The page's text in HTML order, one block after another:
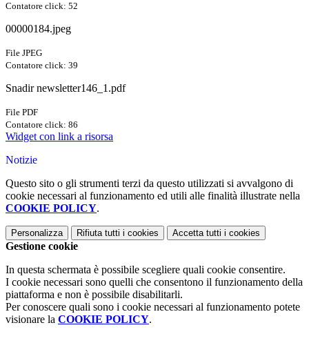
Contatore click: 52
00000184.jpeg
File JPEG
Contatore click: 39
Snadir newsletter146_1.pdf
File PDF
Contatore click: 86
Widget con link a risorsa
Notizie
Questo sito o gli strumenti terzi da questo utilizzati si avvalgono di
cookie necessari al funzionamento ed utili alle finalità illustrate nella
COOKIE POLICY.
Personalizza Rifiuta tutti i cookies Accetta tutti i cookies
Gestione cookie
In questa schermata è possibile scegliere quali cookie consentire.
I cookie necessari sono quelli che consentono il funzionamento della
piattaforma e non è possibile disabilitarli.
Per conoscere quali sono i cookie necessari al funzionamento potete
visionare la COOKIE POLICY.